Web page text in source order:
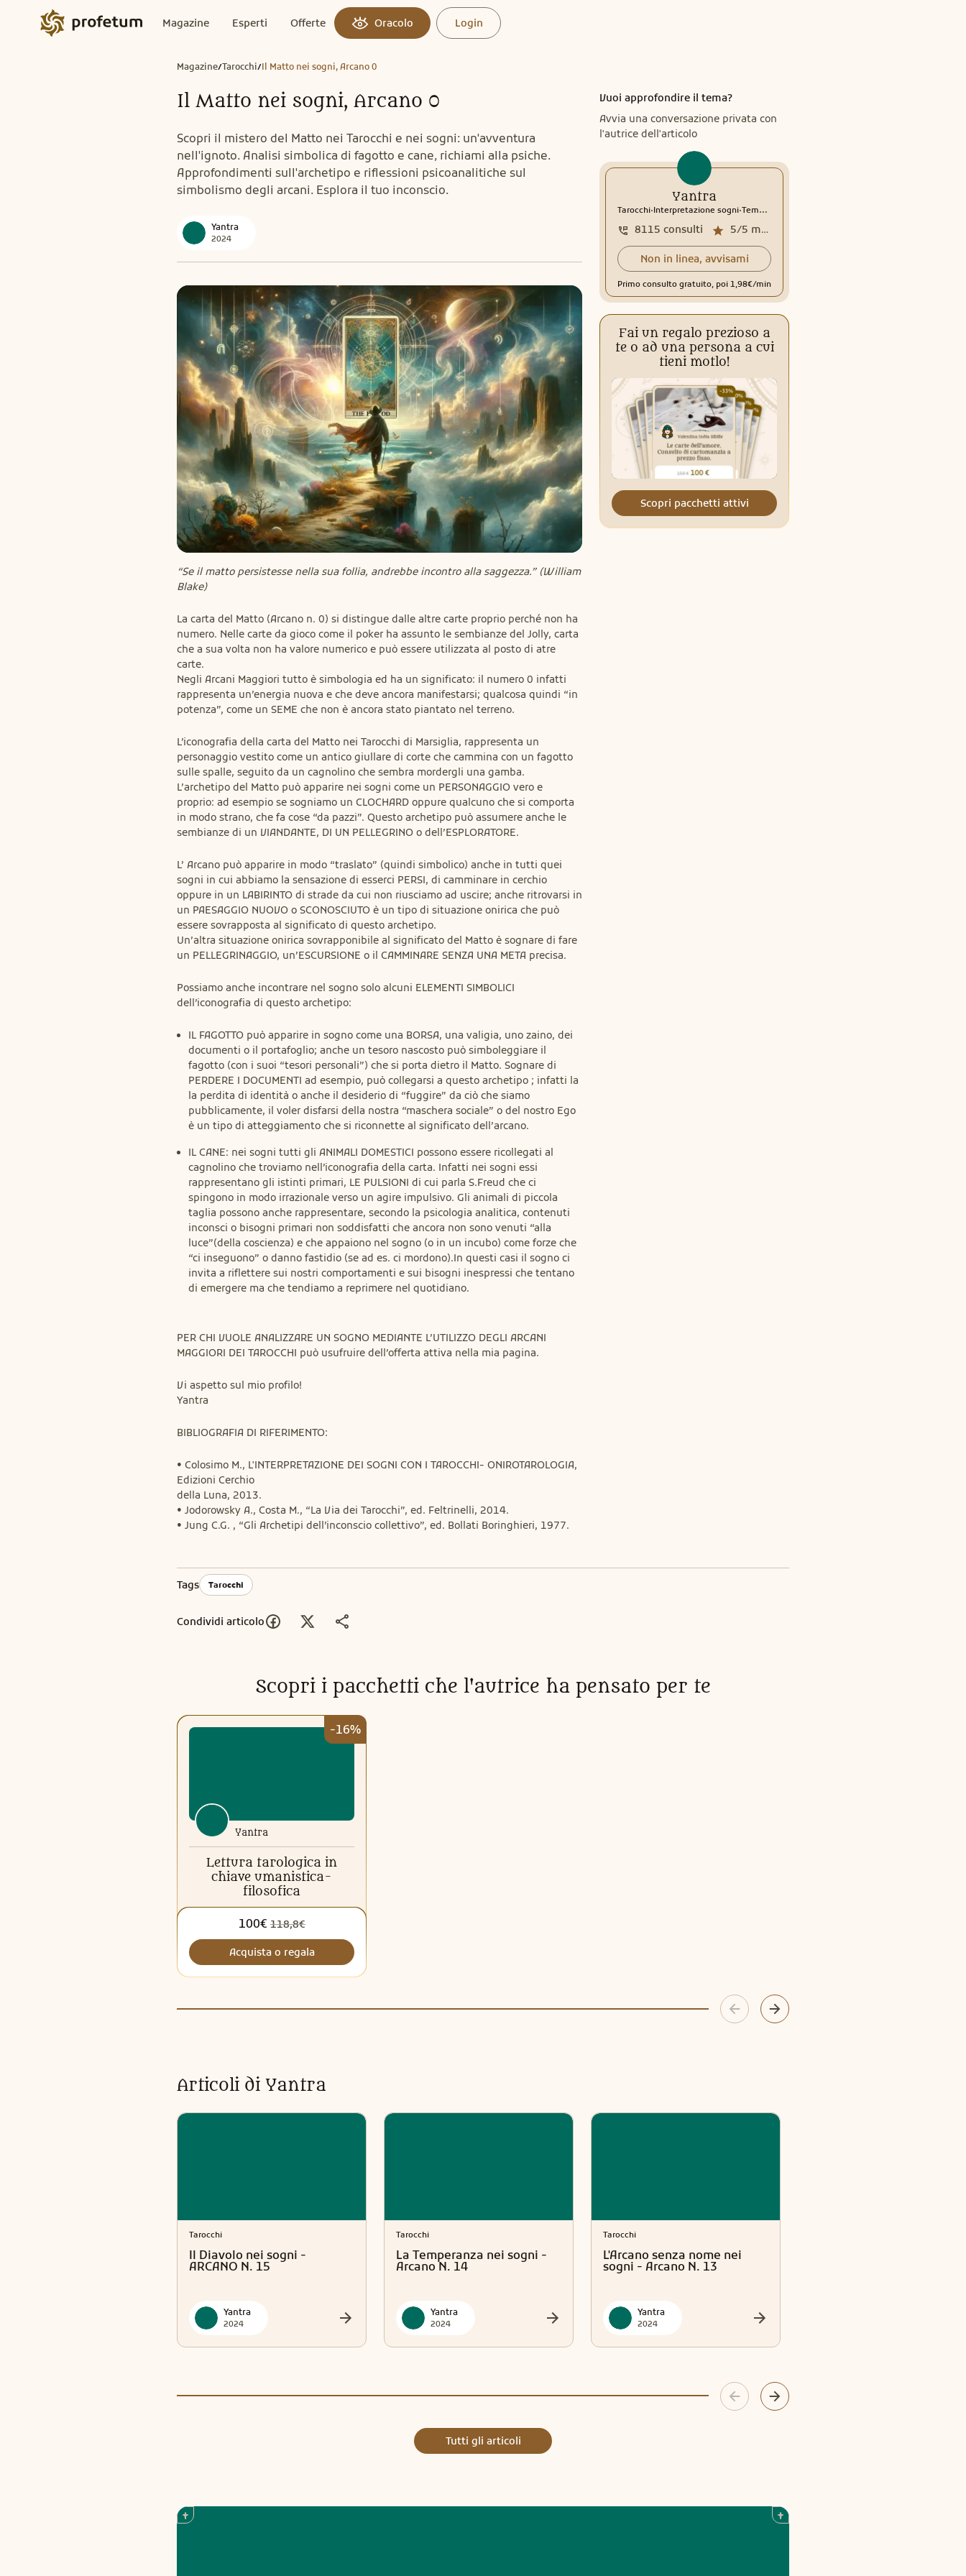
Magazine Esperti Offerte Oracolo Login
Magazine/Tarocchi/Il Matto nei sogni, Arcano 0
Il Matto nei sogni, Arcano 0
Scopri il mistero del Matto nei Tarocchi e nei sogni: un'avventura
nell'ignoto. Analisi simbolica di fagotto e cane, richiami alla psiche.
Approfondimenti sull'archetipo e riflessioni psicoanalitiche sul
simbolismo degli arcani. Esplora il tuo inconscio.
Yantra
2024
“Se il matto persistesse nella sua follia, andrebbe incontro alla saggezza.” (William
Blake)
La carta del Matto (Arcano n. 0) si distingue dalle altre carte proprio perché non ha
numero. Nelle carte da gioco come il poker ha assunto le sembianze del Jolly, carta
che a sua volta non ha valore numerico e può essere utilizzata al posto di atre
carte.
Negli Arcani Maggiori tutto è simbologia ed ha un significato: il numero 0 infatti
rappresenta un’energia nuova e che deve ancora manifestarsi; qualcosa quindi “in
potenza”, come un SEME che non è ancora stato piantato nel terreno.
L’iconografia della carta del Matto nei Tarocchi di Marsiglia, rappresenta un
personaggio vestito come un antico giullare di corte che cammina con un fagotto
sulle spalle, seguito da un cagnolino che sembra mordergli una gamba.
L’archetipo del Matto può apparire nei sogni come un PERSONAGGIO vero e
proprio: ad esempio se sogniamo un CLOCHARD oppure qualcuno che si comporta
in modo strano, che fa cose “da pazzi”. Questo archetipo può assumere anche le
sembianze di un VIANDANTE, DI UN PELLEGRINO o dell’ESPLORATORE.
L’ Arcano può apparire in modo “traslato” (quindi simbolico) anche in tutti quei
sogni in cui abbiamo la sensazione di esserci PERSI, di camminare in cerchio
oppure in un LABIRINTO di strade da cui non riusciamo ad uscire; anche ritrovarsi in
un PAESAGGIO NUOVO o SCONOSCIUTO è un tipo di situazione onirica che può
essere sovrapposta al significato di questo archetipo.
Un’altra situazione onirica sovrapponibile al significato del Matto è sognare di fare
un PELLEGRINAGGIO, un’ESCURSIONE o il CAMMINARE SENZA UNA META precisa.
Possiamo anche incontrare nel sogno solo alcuni ELEMENTI SIMBOLICI
dell’iconografia di questo archetipo:
IL FAGOTTO può apparire in sogno come una BORSA, una valigia, uno zaino, dei
documenti o il portafoglio; anche un tesoro nascosto può simboleggiare il
fagotto (con i suoi “tesori personali”) che si porta dietro il Matto. Sognare di
PERDERE I DOCUMENTI ad esempio, può collegarsi a questo archetipo ; infatti la
la perdita di identità o anche il desiderio di “fuggire” da ciò che siamo
pubblicamente, il voler disfarsi della nostra “maschera sociale” o del nostro Ego
è un tipo di atteggiamento che si riconnette al significato dell’arcano.
IL CANE: nei sogni tutti gli ANIMALI DOMESTICI possono essere ricollegati al
cagnolino che troviamo nell’iconografia della carta. Infatti nei sogni essi
rappresentano gli istinti primari, LE PULSIONI di cui parla S.Freud che ci
spingono in modo irrazionale verso un agire impulsivo. Gli animali di piccola
taglia possono anche rappresentare, secondo la psicologia analitica, contenuti
inconsci o bisogni primari non soddisfatti che ancora non sono venuti “alla
luce”(della coscienza) e che appaiono nel sogno (o in un incubo) come forze che
“ci inseguono” o danno fastidio (se ad es. ci mordono).In questi casi il sogno ci
invita a riflettere sui nostri comportamenti e sui bisogni inespressi che tentano
di emergere ma che tendiamo a reprimere nel quotidiano.
PER CHI VUOLE ANALIZZARE UN SOGNO MEDIANTE L’UTILIZZO DEGLI ARCANI
MAGGIORI DEI TAROCCHI può usufruire dell’offerta attiva nella mia pagina.
Vi aspetto sul mio profilo!
Yantra
BIBLIOGRAFIA DI RIFERIMENTO:
• Colosimo M., L'INTERPRETAZIONE DEI SOGNI CON I TAROCCHI- ONIROTAROLOGIA,
Edizioni Cerchio
della Luna, 2013.
• Jodorowsky A., Costa M., “La Via dei Tarocchi”, ed. Feltrinelli, 2014.
• Jung C.G. , “Gli Archetipi dell’inconscio collettivo”, ed. Bollati Boringhieri, 1977.
Vuoi approfondire il tema?
Avvia una conversazione privata con
l'autrice dell'articolo
Yantra
Tarocchi.Interpretazione sogni.Tema natale
5/5 media recensioni
8115 consulti
Non in linea, avvisami
Primo consulto gratuito, poi 1,98€/min
Fai un regalo prezioso a
te o ad una persona a cui
tieni motlo!
Scopri pacchetti attivi
Tags Tarocchi
Condividi articolo
Scopri i pacchetti che l'autrice ha pensato per te
-16%
Yantra
Lettura tarologica in
chiave umanistica-
filosofica
100€ 118,8€
Acquista o regala
Articoli di Yantra
Tarocchi
Il Diavolo nei sogni -
ARCANO N. 15
Yantra
2024
Tarocchi
La Temperanza nei sogni -
Arcano N. 14
Yantra
2024
Tarocchi
L'Arcano senza nome nei
sogni - Arcano N. 13
Yantra
2024
Tutti gli articoli